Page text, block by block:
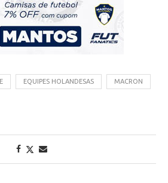
EQUIPES HOLANDESAS MACRON